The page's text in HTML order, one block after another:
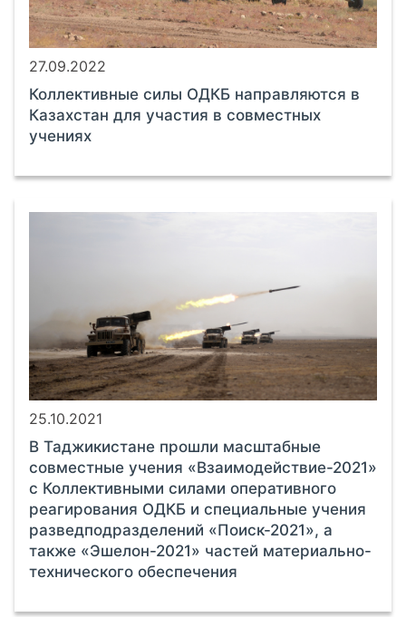
27.09.2022
Коллективные силы ОДКБ направляются в
Казахстан для участия в совместных
учениях
25.10.2021
В Таджикистане прошли масштабные
совместные учения «Взаимодействие-2021»
с Коллективными силами оперативного
реагирования ОДКБ и специальные учения
разведподразделений «Поиск-2021», а
также «Эшелон-2021» частей материально-
технического обеспечения